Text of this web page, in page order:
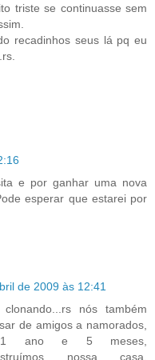
triste se continuasse sem
recadinhos seus lá pq eu
e por ganhar uma nova
esperar que estarei por
de 2009 às 12:41
nós também
de amigos a namorados,
1 ano e 5 meses,
nossa casa,